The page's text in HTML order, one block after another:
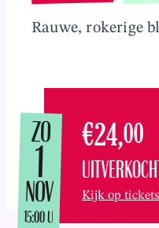
Overslaan en naar inhoud
Rauwe, rokerige
ZO
1
NOV
15:00 U
€24,00
Kijk op